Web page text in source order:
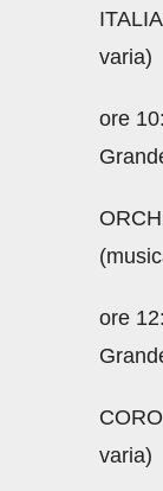
varia)
ore
ore
varia)